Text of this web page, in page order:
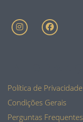
Política de Privacidade
Condições Gerais
Perguntas Frequentes